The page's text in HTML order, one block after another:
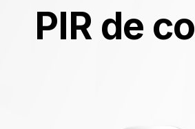
PIR de co